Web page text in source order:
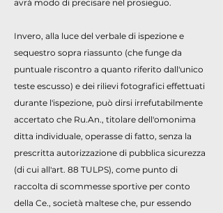
avrà modo di precisare nel prosieguo.
Invero, alla luce del verbale di ispezione e
sequestro sopra riassunto (che funge da
puntuale riscontro a quanto riferito dall'unico
teste escusso) e dei rilievi fotografici effettuati
durante l'ispezione, può dirsi irrefutabilmente
accertato che Ru.An., titolare dell'omonima
ditta individuale, operasse di fatto, senza la
prescritta autorizzazione di pubblica sicurezza
(di cui all'art. 88 TULPS), come punto di
raccolta di scommesse sportive per conto
della Ce., società maltese che, pur essendo